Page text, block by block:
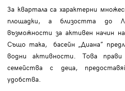
За квартала са характерни
площадки, а близостта до
възможности за активен начин
Също така, басейн „Диана”
водни активности. Това
семейства с деца,
удобства.